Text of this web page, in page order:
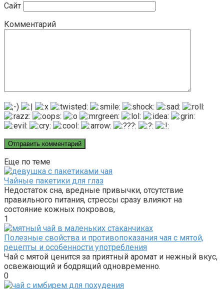
Сайт
Комментарий
Еще по теме
Чайные пакетики для глаз
Недостаток сна, вредные привычки, отсутствие
правильного питания, стрессы сразу влияют на
состояние кожных покровов,
1
Полезные свойства и противопоказания чая с мятой,
рецепты и особенности употребления
Чай с мятой ценится за приятный аромат и нежный вкус,
освежающий и бодрящий одновременно.
0